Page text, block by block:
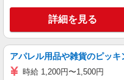
詳細を見る
アパレル用品や雑貨のピッキ
時給 1,200円〜1,500円